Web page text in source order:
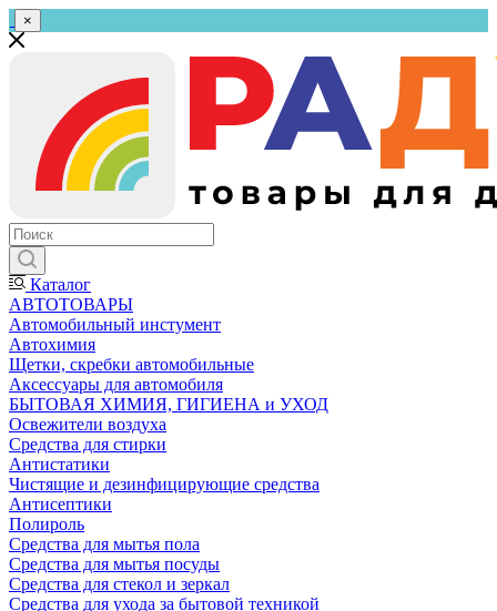
×
Каталог
АВТОТОВАРЫ
Автомобильный инстумент
Автохимия
Щетки, скребки автомобильные
Аксессуары для автомобиля
БЫТОВАЯ ХИМИЯ, ГИГИЕНА и УХОД
Освежители воздуха
Средства для стирки
Антистатики
Чистящие и дезинфицирующие средства
Антисептики
Полироль
Средства для мытья пола
Средства для мытья посуды
Средства для стекол и зеркал
Средства для ухода за бытовой техникой